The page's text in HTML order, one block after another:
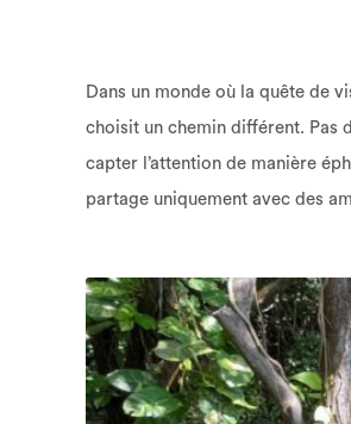
Dans un monde où la quête de
choisit un chemin différent. Pas
capter l’attention de manière
partage uniquement avec des